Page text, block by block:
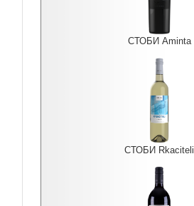
СТОБИ Aminta
СТОБИ Rkaciteli